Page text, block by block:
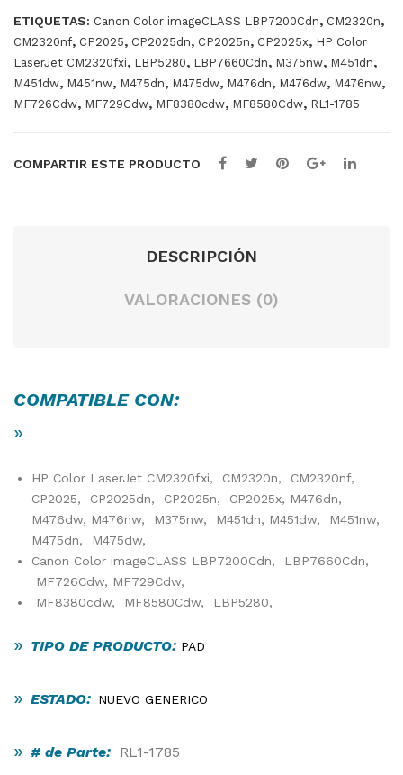
ETIQUETAS: Canon Color imageCLASS LBP7200Cdn, CM2320n,
CM2320nf, CP2025, CP2025dn, CP2025n, CP2025x, HP Color
LaserJet CM2320fxi, LBP5280, LBP7660Cdn, M375nw, M451dn,
M451dw, M451nw, M475dn, M475dw, M476dn, M476dw, M476nw,
MF726Cdw, MF729Cdw, MF8380cdw, MF8580Cdw, RL1-1785
COMPARTIR ESTE PRODUCTO
DESCRIPCIÓN
VALORACIONES (0)
COMPATIBLE CON:
»
HP Color LaserJet CM2320fxi, CM2320n, CM2320nf,
CP2025, CP2025dn, CP2025n, CP2025x, M476dn,
M476dw, M476nw, M375nw, M451dn, M451dw, M451nw,
M475dn, M475dw,
Canon Color imageCLASS LBP7200Cdn, LBP7660Cdn,
MF726Cdw, MF729Cdw,
MF8380cdw, MF8580Cdw, LBP5280,
» TIPO DE PRODUCTO: PAD
» ESTADO: NUEVO GENERICO
» # de Parte: RL1-1785